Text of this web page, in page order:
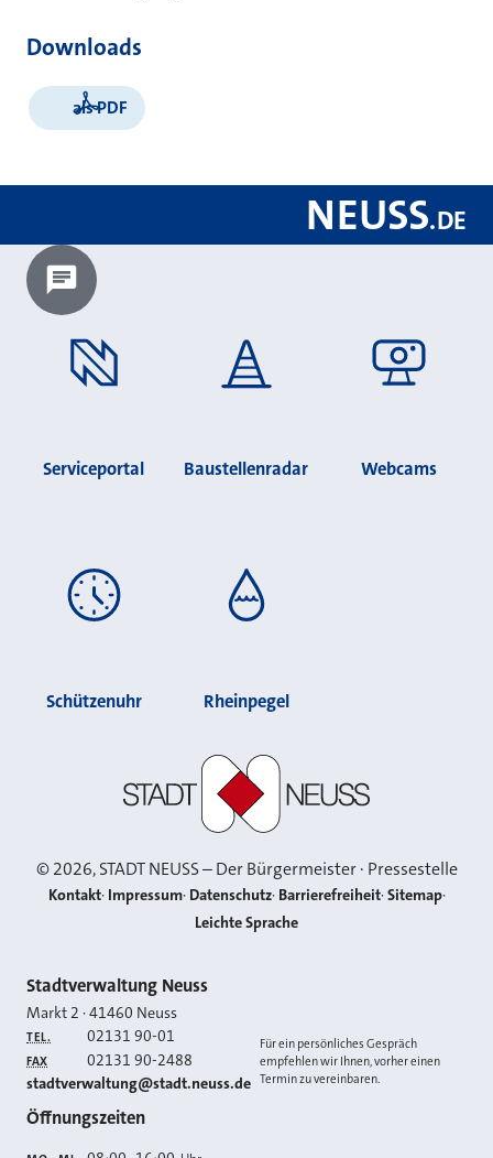
Downloads
als PDF
NEUSS.DE
Chatbot laden?
Serviceportal Baustellenradar Webcams
Schützenuhr Rheinpegel
©2026, STADT NEUSS – Der Bürgermeister · Pressestelle
Kontakt Impressum Datenschutz Barrierefreiheit Sitemap
Leichte Sprache
Kontakt
Stadtverwaltung Neuss
Markt 2 ·41460 Neuss
TEL. 02131 90-01
FAX 02131 90-2488
E-MAIL
stadtverwaltung@stadt.neuss.de
Für ein persönliches Gespräch
empfehlen wir Ihnen, vorher einen
Termin zu vereinbaren.
Öffnungszeiten